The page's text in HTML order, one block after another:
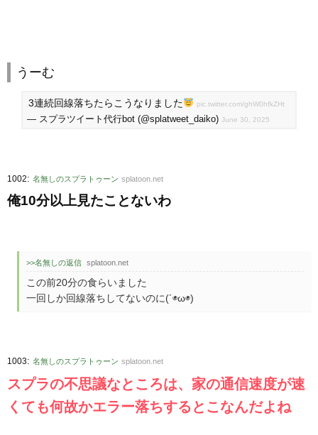
うーむ
3連続回線落ちたらこうなりました pic.twitter.com/ghW0hfkZHt
— スプラツイート代行bot (@splatweet_daiko) June 30, 2025
1002: 名無しのスプラトゥーン splatoon.net
俺10分以上見たことないわ
>>名無しの返信 splatoon.net
この前20分の食らいました
一回しか回線落ちしてないのに(´◉ω◉)
1003: 名無しのスプラトゥーン splatoon.net
スプラの不思議なところは、家の通信速度が速
くても何故かエラー落ちするとこなんだよね